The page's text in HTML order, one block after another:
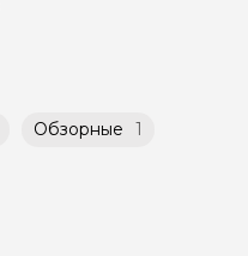
Обзорные 1